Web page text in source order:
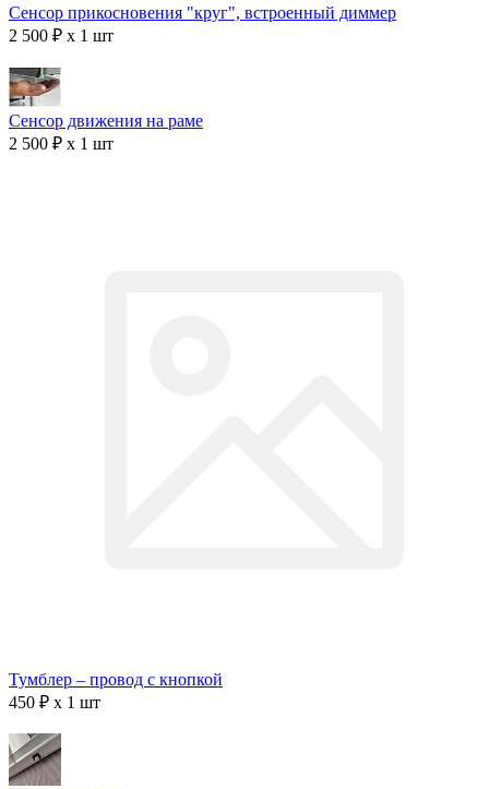
Сенсор прикосновения "круг", встроенный диммер
2 500 ₽ x 1 шт
Сенсор движения на раме
2 500 ₽ x 1 шт
Тумблер – провод с кнопкой
450 ₽ x 1 шт